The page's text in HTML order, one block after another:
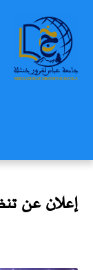
إعلان عن